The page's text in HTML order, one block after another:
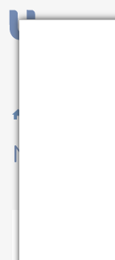
Notícias